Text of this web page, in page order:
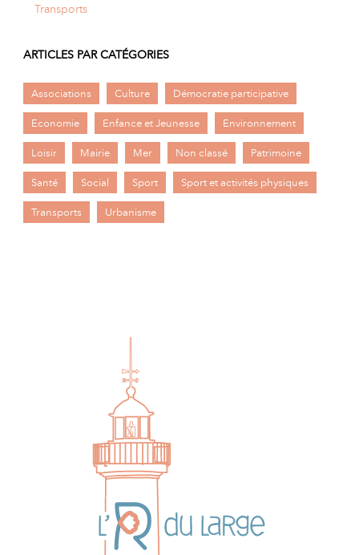
Transports
ARTICLES PAR CATÉGORIES
Associations Culture Démocratie participative
Economie Enfance et Jeunesse Environnement
Loisir Mairie Mer Non classé Patrimoine
Santé Social Sport Sport et activités physiques
Transports Urbanisme